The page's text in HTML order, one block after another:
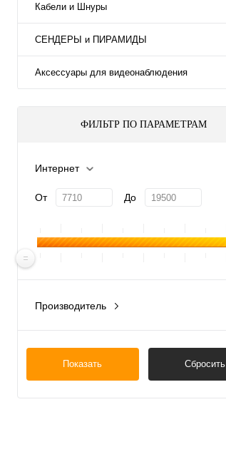
Кабели и Шнуры
СЕНДЕРЫ и ПИРАМИДЫ
Аксессуары для видеонаблюдения
ФИЛЬТР ПО ПАРАМЕТРАМ
Интернет
От До
Производитель
Показать Сбросить